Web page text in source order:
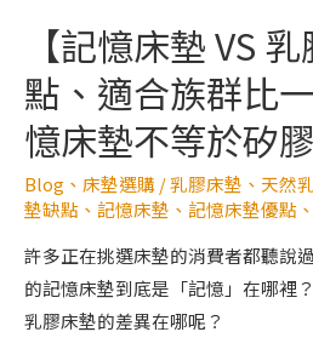
【記憶床墊 VS
點、適合族群比
憶床墊不等於矽
Blog 、 床墊選購/乳膠床墊 、 天然
墊缺點 、 記憶床墊 、 記憶床墊優點 、
許多正在挑選床墊的消費者都聽說
的記憶床墊到底是「記憶」在哪裡
乳膠床墊的差異在哪呢？